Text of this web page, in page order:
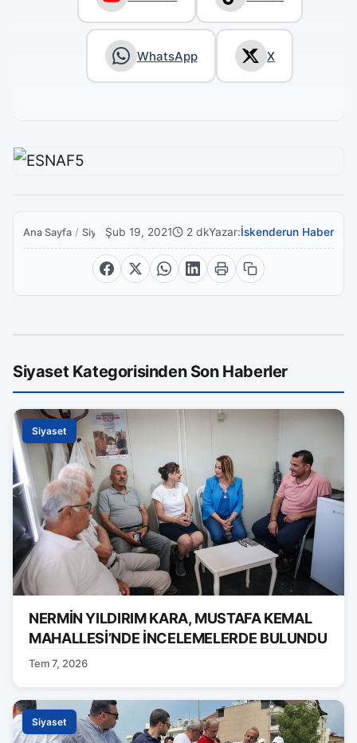
WhatsApp X
Ana Sayfa / SiyasetŞub 19, 2021 2 dkYazar:İskenderun Haber
Siyaset Kategorisinden Son Haberler
Siyaset
NERMİN YILDIRIM KARA, MUSTAFA KEMAL
MAHALLESİ’NDE İNCELEMELERDE BULUNDU
Tem 7, 2026
Siyaset